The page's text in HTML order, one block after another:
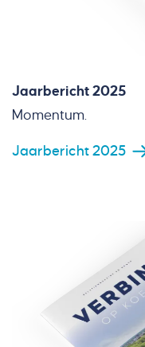
Jaarbericht 2025
Momentum.
Jaarbericht 2025